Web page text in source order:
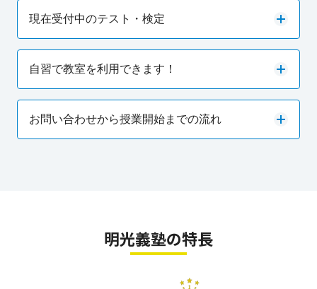
現在受付中のテスト・検定
自習で教室を利用できます！
お問い合わせから授業開始までの流れ
明光義塾の特長